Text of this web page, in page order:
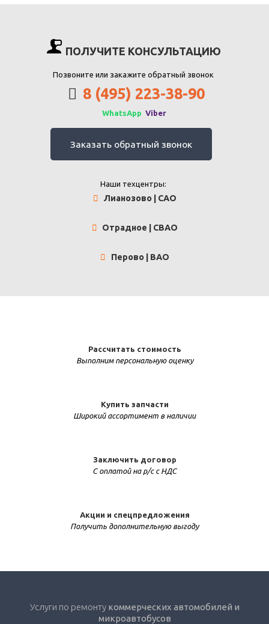
ПОЛУЧИТЕ КОНСУЛЬТАЦИЮ
Позвоните или закажите обратный звонок
8 (495) 223-38-90
WhatsApp Viber
Заказать обратный звонок
Наши техцентры:
Лианозово | САО
Отрадное | СВАО
Перово | ВАО
Рассчитать стоимость
Выполним персональную оценку
Купить запчасти
Широкий ассортимент в наличии
Заключить договор
С оплатой на р/с с НДС
Акции и спецпредложения
Получить дополнительную выгоду
Услуги по ремонту коммерческих автомобилей и
микроавтобусов